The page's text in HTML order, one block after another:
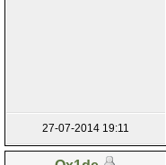
27-07-2014 19:11